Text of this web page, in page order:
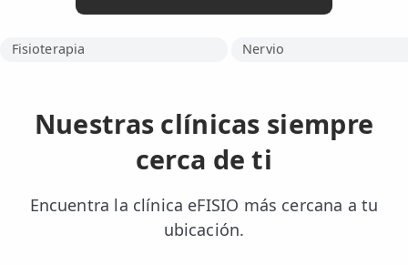
montar en bici. Gran profesional
su buen hacer.
Fisioterapia Nervio
Nuestras clínicas siempre
cerca de ti
Encuentra la clínica eFISIO más cercana a tu
ubicación.